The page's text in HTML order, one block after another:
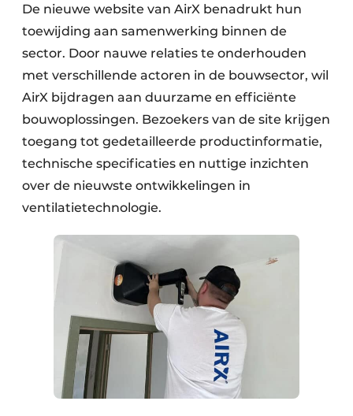
De nieuwe website van AirX benadrukt hun
toewijding aan samenwerking binnen de
sector. Door nauwe relaties te onderhouden
met verschillende actoren in de bouwsector, wil
AirX bijdragen aan duurzame en efficiënte
bouwoplossingen. Bezoekers van de site krijgen
toegang tot gedetailleerde productinformatie,
technische specificaties en nuttige inzichten
over de nieuwste ontwikkelingen in
ventilatietechnologie.